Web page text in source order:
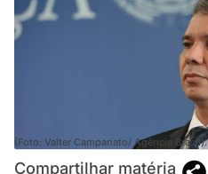
(Foto: Valter Campanato/ Agência Brasil).
Compartilhar matéria